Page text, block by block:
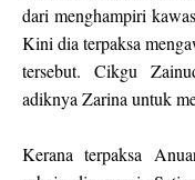
dari menghampiri
Kini dia terpaksa
tersebut. Cikgu
adiknya Zarina untuk
Kerana terpaksa